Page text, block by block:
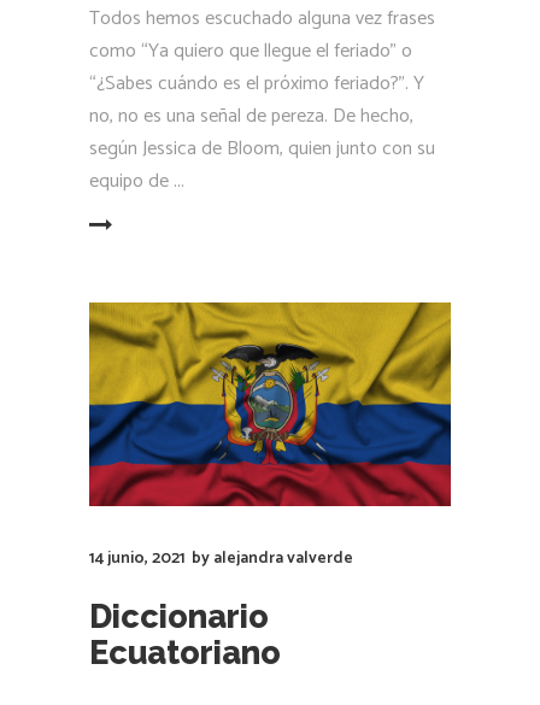
Todos hemos escuchado alguna vez frases
como “Ya quiero que llegue el feriado” o
“¿Sabes cuándo es el próximo feriado?”. Y
no, no es una señal de pereza. De hecho,
según Jessica de Bloom, quien junto con su
equipo de
14 junio, 2021 byalejandra valverde
Diccionario
Ecuatoriano